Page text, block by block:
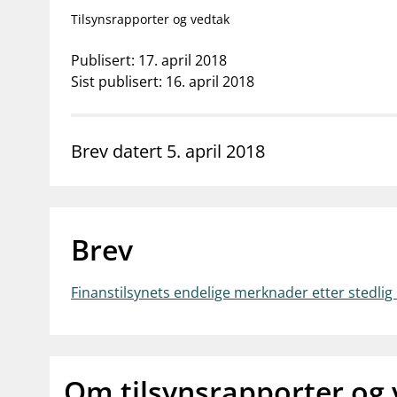
Tilsynsrapporter og vedtak
Publisert: 17. april 2018
Sist publisert: 16. april 2018
Brev datert 5. april 2018
Brev
Finanstilsynets endelige merknader etter